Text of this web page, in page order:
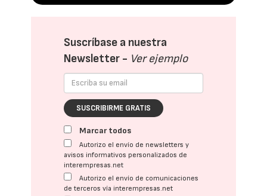
Suscríbase a nuestra
Newsletter - Ver ejemplo
SUSCRIBIRME GRATIS
Marcar todos
Autorizo el envío de newsletters y
avisos informativos personalizados de
interempresas.net
Autorizo el envío de comunicaciones
de terceros vía interempresas.net